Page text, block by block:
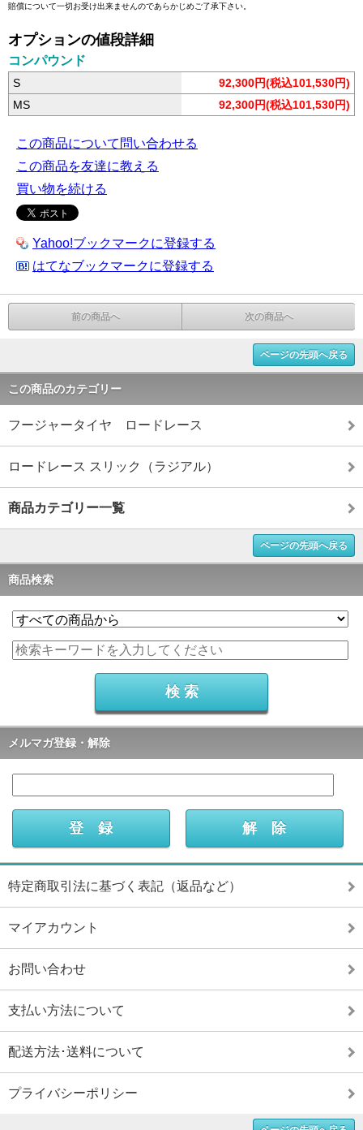
賠償について一切お受け出来ませんのであらかじめご了承下さい。
オプションの値段詳細
コンパウンド
S
92,300円(税込101,530円)
MS
92,300円(税込101,530円)
この商品について問い合わせる
この商品を友達に教える
買い物を続ける
Yahoo!ブックマークに登録する
はてなブックマークに登録する
前の商品へ 次の商品へ
ページの先頭へ戻る
この商品のカテゴリー
フージャータイヤ ロードレース
ロードレース スリック（ラジアル）
商品カテゴリー一覧
ページの先頭へ戻る
商品検索
メルマガ登録・解除
特定商取引法に基づく表記（返品など）
マイアカウント
お問い合わせ
支払い方法について
配送方法･送料について
プライバシーポリシー